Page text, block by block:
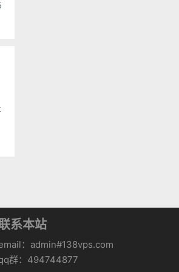
系本站
：admin#138vps.com
群：494744877